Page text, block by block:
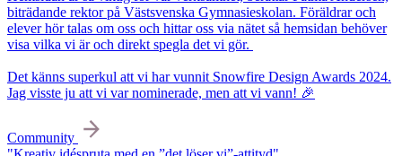
biträdande rektor på Västsvenska Gymnasieskolan. Föräldrar och
elever hör talas om oss och hittar oss via nätet så hemsidan behöver
visa vilka vi är och direkt spegla det vi gör.
Det känns superkul att vi har vunnit Snowfire Design Awards 2024.
Jag visste ju att vi var nominerade, men att vi vann! 🎉
Community